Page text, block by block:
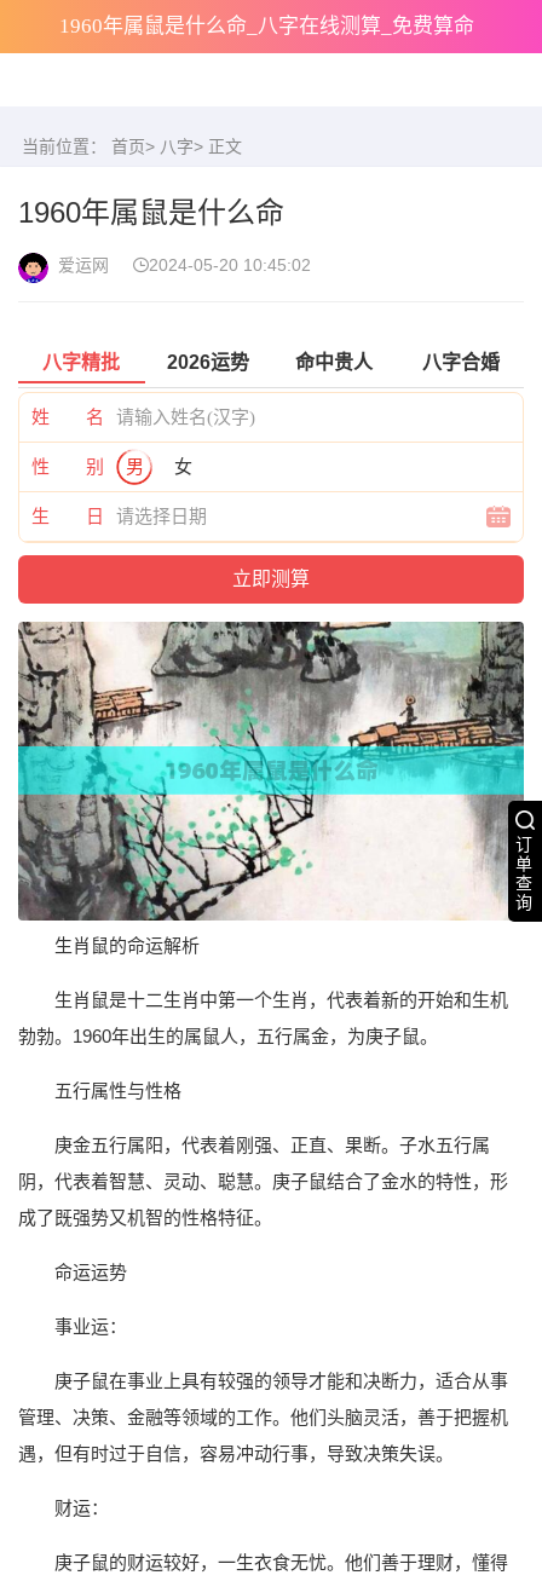
1960年属鼠是什么命_八字在线测算_免费算命
订
单
查
询
当前位置： 首页> 八字> 正文
1960年属鼠是什么命
爱运网 2024-05-20 10:45:02
八字精批 2026运势 命中贵人 八字合婚
姓 名
性 别 男 女
生 日
生肖鼠的命运解析
生肖鼠是十二生肖中第一个生肖，代表着新的开始和生机
勃勃。1960年出生的属鼠人，五行属金，为庚子鼠。
五行属性与性格
庚金五行属阳，代表着刚强、正直、果断。子水五行属
阴，代表着智慧、灵动、聪慧。庚子鼠结合了金水的特性，形
成了既强势又机智的性格特征。
命运运势
事业运：
庚子鼠在事业上具有较强的领导才能和决断力，适合从事
管理、决策、金融等领域的工作。他们头脑灵活，善于把握机
遇，但有时过于自信，容易冲动行事，导致决策失误。
财运：
庚子鼠的财运较好，一生衣食无忧。他们善于理财，懂得